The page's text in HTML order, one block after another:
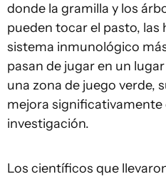
donde la gramilla y los
pueden tocar el pasto, las
sistema inmunológico
pasan de jugar en un
una zona de juego verde,
mejora significativamente
investigación.
Los científicos que